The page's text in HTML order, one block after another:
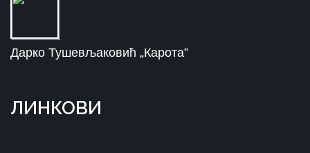
Дарко Тушевљаковић „Карота”
ЛИНКОВИ